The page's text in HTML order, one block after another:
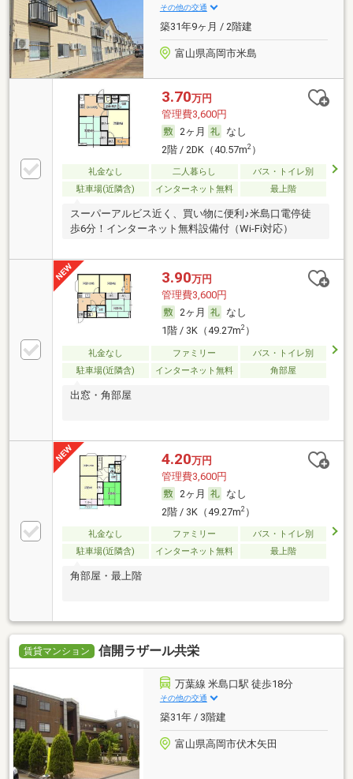
その他の交通
築31年9ヶ月 / 2階建
富山県高岡市米島
3.70万円
管理費3,600円
2ヶ月
なし
2階 / 2DK（40.57m2）
礼金なし 二人暮らし
バス・トイレ別
駐車場(近隣含)
インターネット無料 最上階
スーパーアルビス近く、買い物に便利♪米島口電停徒
歩6分！インターネット無料設備付（Wi-Fi対応）
3.90万円
管理費3,600円
2ヶ月
なし
1階 / 3K（49.27m2）
礼金なし ファミリー
バス・トイレ別
駐車場(近隣含)
インターネット無料 角部屋
出窓・角部屋
4.20万円
管理費3,600円
2ヶ月
なし
2階 / 3K（49.27m2）
礼金なし ファミリー
バス・トイレ別
駐車場(近隣含)
インターネット無料 最上階
角部屋・最上階
賃貸マンション 信開ラザール共栄
万葉線 米島口駅 徒歩18分
その他の交通
築31年 / 3階建
富山県高岡市伏木矢田